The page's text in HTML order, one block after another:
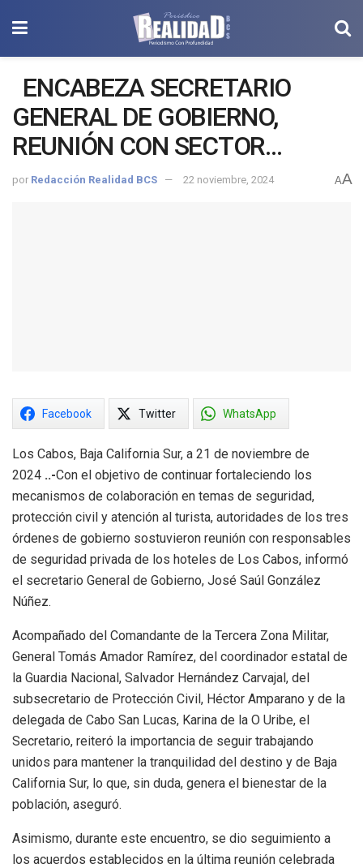
GENERAL DE GOBIERNO,
REUNIÓN CON SECTOR
HOTELERO DE LOS CABOS
por Redacción Realidad BCS 22 noviembre, 2024 AA
Facebook Twitter WhatsApp
Los Cabos, Baja California Sur, a 21 de noviembre de
2024 ..-Con el objetivo de continuar fortaleciendo los
mecanismos de colaboración en temas de seguridad,
protección civil y atención al turista, autoridades de los tres
órdenes de gobierno sostuvieron reunión con responsables
de seguridad privada de los hoteles de Los Cabos, informó
el secretario General de Gobierno, José Saúl González
Núñez.
Acompañado del Comandante de la Tercera Zona Militar,
General Tomás Amador Ramírez, del coordinador estatal de
la Guardia Nacional, Salvador Hernández Carvajal, del
subsecretario de Protección Civil, Héctor Amparano y de la
delegada de Cabo San Lucas, Karina de la O Uribe, el
Secretario, reiteró la importancia de seguir trabajando
unidos para mantener la tranquilidad del destino y de Baja
California Sur, lo que, sin duda, genera el bienestar de la
población, aseguró.
Asimismo, durante este encuentro, se dio seguimiento a
los acuerdos establecidos en la última reunión celebrada